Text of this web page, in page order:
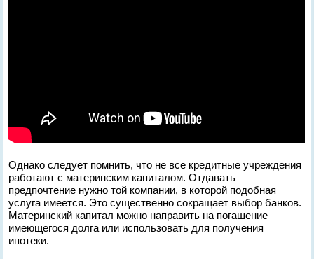
Однако следует помнить, что не все кредитные учреждения
работают с материнским капиталом. Отдавать
предпочтение нужно той компании, в которой подобная
услуга имеется. Это существенно сокращает выбор банков.
Материнский капитал можно направить на погашение
имеющегося долга или использовать для получения
ипотеки.